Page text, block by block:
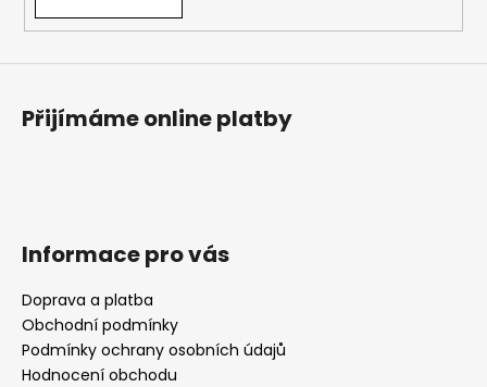
Přijímáme online platby
Informace pro vás
Doprava a platba
Obchodní podmínky
Podmínky ochrany osobních údajů
Hodnocení obchodu